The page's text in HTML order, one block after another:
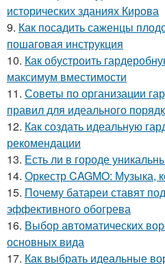
исторических зданиях Кирова
9. Как посадить саженцы
пошаговая инструкция
10. Как обустроить
максимум вместимости
11. Советы по организации
правил для идеального
12. Как создать идеальную
рекомендации
13. Есть ли в городе
14. Оркестр CAGMO: Музыка,
15. Почему батареи ставят
эффективного обогрева
16. Выбор автоматических
основных вида
17. Как выбрать идеальные